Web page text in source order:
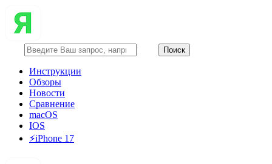
Инструкции
Обзоры
Новости
Сравнение
macOS
IOS
⚡️iPhone 17